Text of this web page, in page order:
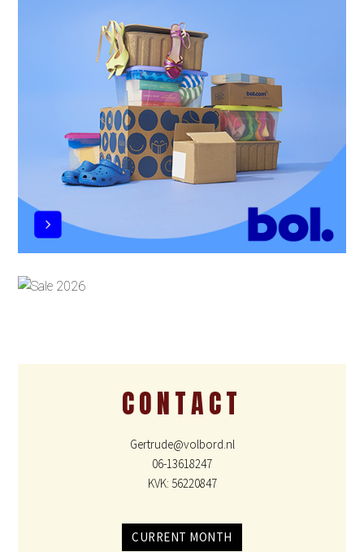
CONTACT
Gertrude@volbord.nl
06-13618247
KVK: 56220847
CURRENT MONTH